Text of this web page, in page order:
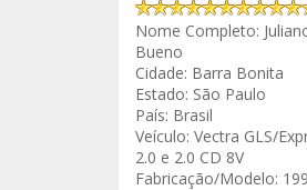
Nome Completo:
Bueno
Cidade: Barra Bonita
Estado: São Paulo
País: Brasil
Veículo: Vectra GLS/
2.0 e 2.0 CD 8V
Fabricação/Modelo: